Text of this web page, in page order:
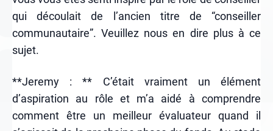
qui découlait de l’ancien titre de “conseiller
communautaire”. Veuillez nous en dire plus à ce
sujet.
**Jeremy : ** C’était vraiment un élément
d’aspiration au rôle et m’a aidé à comprendre
comment être un meilleur évaluateur quand il